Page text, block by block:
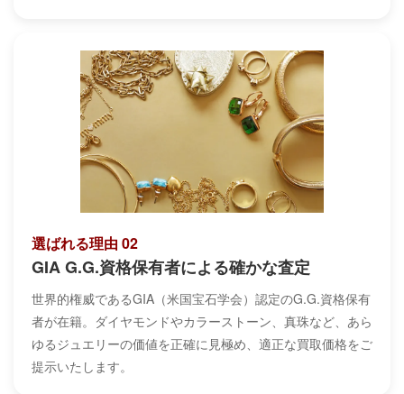
選ばれる理由 02
GIA G.G.資格保有者による確かな査定
世界的権威であるGIA（米国宝石学会）認定のG.G.資格保有
者が在籍。ダイヤモンドやカラーストーン、真珠など、あら
ゆるジュエリーの価値を正確に見極め、適正な買取価格をご
提示いたします。